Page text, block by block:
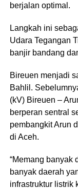
berjalan optimal.
Langkah ini
Udara Tegangan
banjir bandang
Bireuen menjadi
Bahlil.
(kV) Bireuen –
berperan sentral
pembangkit Arun
di Aceh.
“Memang banyak
banyak daerah
infrastruktur listrik